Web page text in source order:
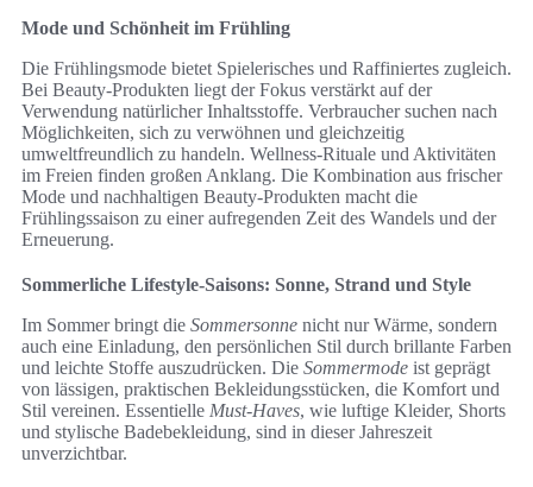
Mode und Schönheit im Frühling
Die Frühlingsmode bietet Spielerisches und Raffiniertes zugleich.
Bei Beauty-Produkten liegt der Fokus verstärkt auf der
Verwendung natürlicher Inhaltsstoffe. Verbraucher suchen nach
Möglichkeiten, sich zu verwöhnen und gleichzeitig
umweltfreundlich zu handeln. Wellness-Rituale und Aktivitäten
im Freien finden großen Anklang. Die Kombination aus frischer
Mode und nachhaltigen Beauty-Produkten macht die
Frühlingssaison zu einer aufregenden Zeit des Wandels und der
Erneuerung.
Sommerliche Lifestyle-Saisons: Sonne, Strand und Style
Im Sommer bringt die Sommersonne nicht nur Wärme, sondern
auch eine Einladung, den persönlichen Stil durch brillante Farben
und leichte Stoffe auszudrücken. Die Sommermode ist geprägt
von lässigen, praktischen Bekleidungsstücken, die Komfort und
Stil vereinen. Essentielle Must-Haves, wie luftige Kleider, Shorts
und stylische Badebekleidung, sind in dieser Jahreszeit
unverzichtbar.